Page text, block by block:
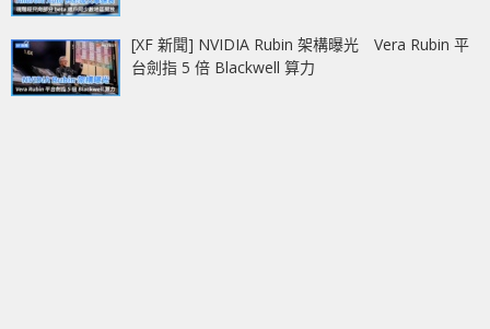
[XF 新聞] NVIDIA Rubin 架構曝光 Vera Rubin 平
台劍指 5 倍 Blackwell 算力